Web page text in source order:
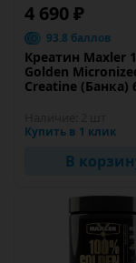
4 690 ₽
93.8 баллов
Креатин Maxler
Golden
Creatine (Банка)
Купить в 1 клик
В